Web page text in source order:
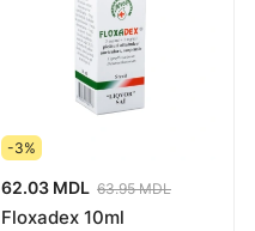
-3%
62.03 MDL 63.95 MDL
Floxadex 10ml